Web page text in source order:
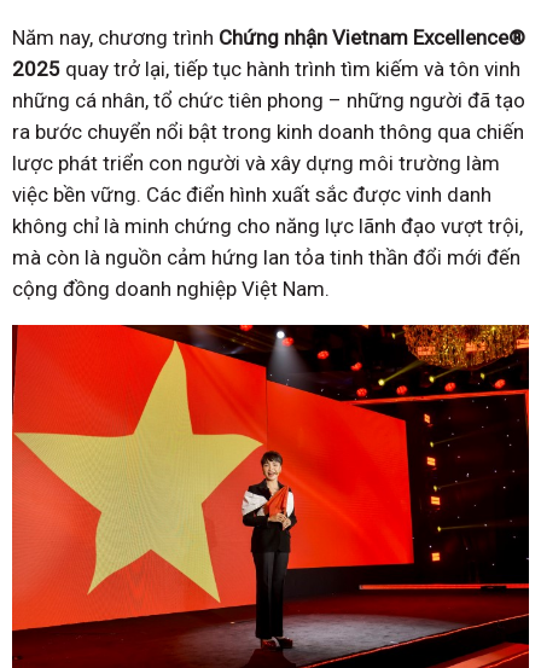
Năm nay, chương trình Chứng nhận Vietnam Excellence®
2025 quay trở lại, tiếp tục hành trình tìm kiếm và tôn vinh
những cá nhân, tổ chức tiên phong – những người đã tạo
ra bước chuyển nổi bật trong kinh doanh thông qua chiến
lược phát triển con người và xây dựng môi trường làm
việc bền vững. Các điển hình xuất sắc được vinh danh
không chỉ là minh chứng cho năng lực lãnh đạo vượt trội,
mà còn là nguồn cảm hứng lan tỏa tinh thần đổi mới đến
cộng đồng doanh nghiệp Việt Nam.